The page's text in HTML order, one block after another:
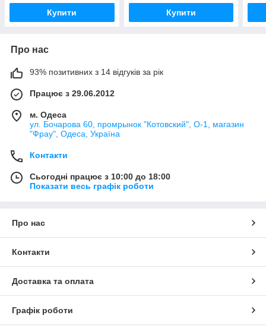
Купити Купити
Про нас
93% позитивних з 14 відгуків за рік
Працює з 29.06.2012
м. Одеса
ул. Бочарова 60, промрынок "Котовский", О-1, магазин
"Фрау", Одеса, Україна
Контакти
Сьогодні працює з 10:00 до 18:00
Показати весь графік роботи
Про нас
Контакти
Доставка та оплата
Графік роботи